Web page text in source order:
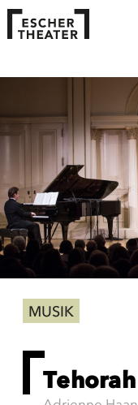
MUSIK
Tehorah